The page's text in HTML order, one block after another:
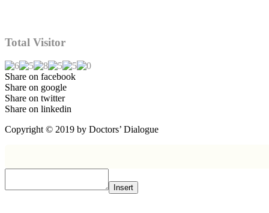
Total Visitor
Share on facebook
Share on google
Share on twitter
Share on linkedin
Copyright © 2019 by Doctors’ Dialogue
Insert